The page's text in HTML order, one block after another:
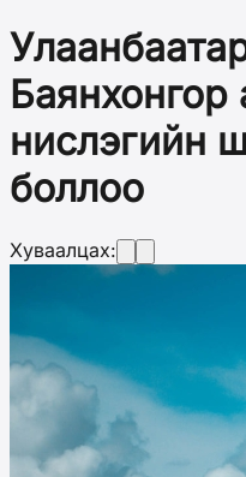
нислэгийн
боллоо
Хуваалцах: